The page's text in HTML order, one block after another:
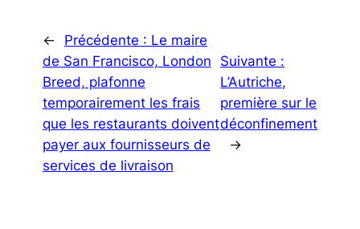
← Précédente : Le maire
de San Francisco, London
Breed, plafonne
temporairement les frais
que les restaurants doivent
payer aux fournisseurs de
services de livraison
Suivante :
L’Autriche,
première sur le
déconfinement
→